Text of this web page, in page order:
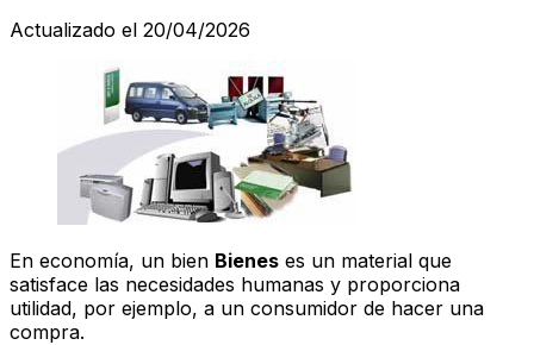
Actualizado el 20/04/2026
En economía, un bien Bienes es un material que
satisface las necesidades humanas y proporciona
utilidad, por ejemplo, a un consumidor de hacer una
compra.